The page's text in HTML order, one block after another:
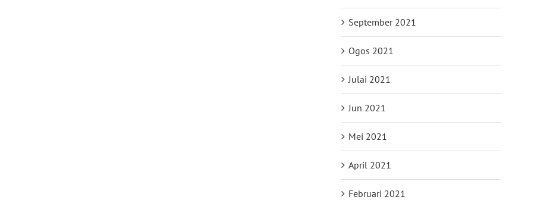
September 2021
Ogos 2021
Julai 2021
Jun 2021
Mei 2021
April 2021
Februari 2021